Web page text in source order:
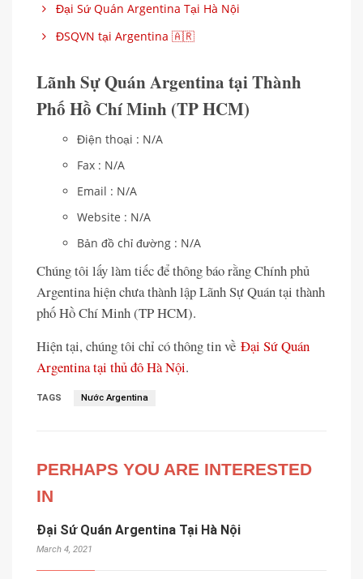
Đại Sứ Quán Argentina Tại Hà Nội
ĐSQVN tại Argentina 🇦🇷
Lãnh Sự Quán Argentina tại Thành
Phố Hồ Chí Minh (TP HCM)
Điện thoại : N/A
Fax : N/A
Email : N/A
Website : N/A
Bản đồ chỉ đường : N/A
Chúng tôi lấy làm tiếc để thông báo rằng Chính phủ
Argentina hiện chưa thành lập Lãnh Sự Quán tại thành
phố Hồ Chí Minh (TP HCM).
Hiện tại, chúng tôi chỉ có thông tin về Đại Sứ Quán
Argentina tại thủ đô Hà Nội.
TAGS Nước Argentina
PERHAPS YOU ARE INTERESTED
IN
Đại Sứ Quán Argentina Tại Hà Nội
March 4, 2021